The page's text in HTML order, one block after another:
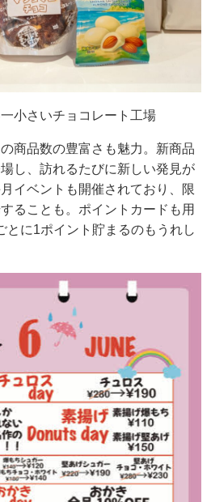
小さいチョコレート工場
商品数の豊富さも魅力。新商品
し、訪れるたびに新しい発見が
イベントも開催されており、限
ることも。ポイントカードも用
とに1ポイント貯まるのもうれし